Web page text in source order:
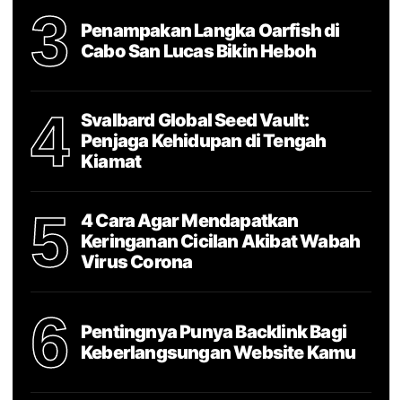
3
Penampakan Langka Oarfish di
Cabo San Lucas Bikin Heboh
4
Svalbard Global Seed Vault:
Penjaga Kehidupan di Tengah
Kiamat
5
4 Cara Agar Mendapatkan
Keringanan Cicilan Akibat Wabah
Virus Corona
6
Pentingnya Punya Backlink Bagi
Keberlangsungan Website Kamu